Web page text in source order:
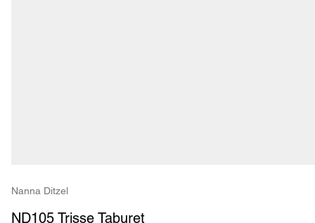
Nanna Ditzel
ND105 Trisse Taburet